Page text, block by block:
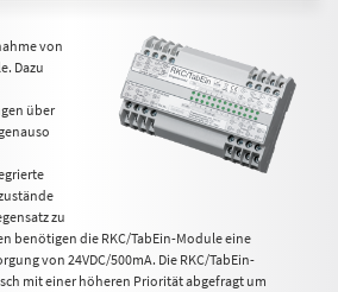
von
Dazu
über
zu
benötigen die RKC/TabEin-Module eine
von 24VDC/500mA. Die RKC/TabEin-
mit einer höheren Priorität abgefragt um